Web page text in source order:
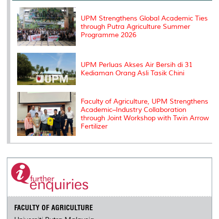
k
UPM Strengthens Global Academic Ties
through Putra Agriculture Summer
Programme 2026
UPM Perluas Akses Air Bersih di 31
Kediaman Orang Asli Tasik Chini
Faculty of Agriculture, UPM Strengthens
Academic–Industry Collaboration
through Joint Workshop with Twin Arrow
Fertilizer
FACULTY OF AGRICULTURE